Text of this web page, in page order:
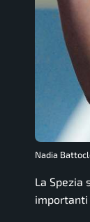
Nadia
La Spezia
importanti